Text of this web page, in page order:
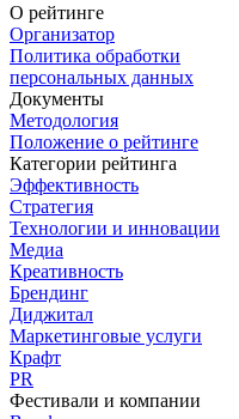
О рейтинге
Организатор
Политика обработки
персональных данных
Документы
Методология
Положение о рейтинге
Категории рейтинга
Эффективность
Стратегия
Технологии и инновации
Медиа
Креативность
Брендинг
Диджитал
Маркетинговые услуги
Крафт
PR
Фестивали и компании